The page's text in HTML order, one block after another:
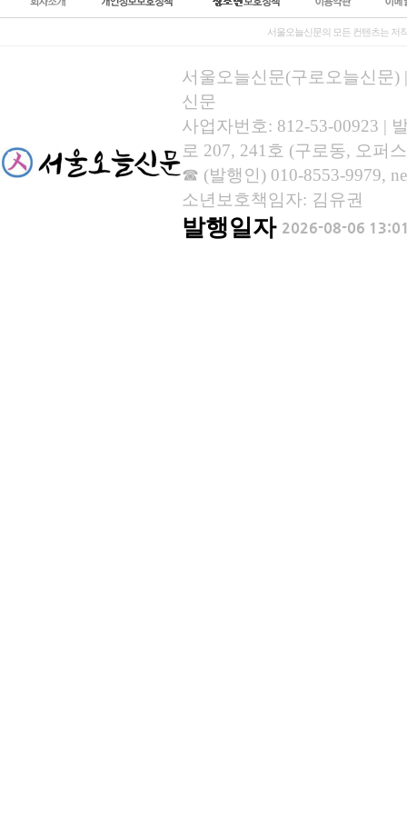
서울오늘신문의 모든 컨텐츠는 저
서울오늘신문(구로오늘신문)
신문
사업자번호: 812-53-00923 |
로 207, 241호 (구로동, 오퍼
☎ (발행인) 010-8553-9979,
소년보호책임자: 김유권
발행일자